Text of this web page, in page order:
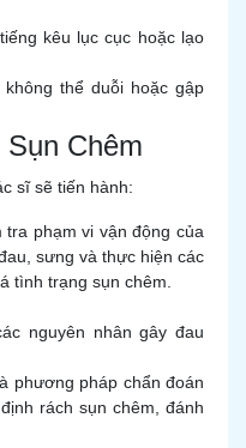
kêu lục cục hoặc lạo
thể duỗi hoặc gập
Chêm
sĩ sẽ tiến hành:
tra phạm vi vận động của
sưng và thực hiện các
tình trạng sụn chêm.
nguyên nhân gây đau
phương pháp chẩn đoán
rách sụn chêm, đánh